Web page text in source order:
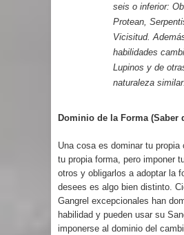
seis o inferior:
Protean,
Vicisitud.
habilidades
Lupinos y de
naturaleza similar.
Dominio de la Forma (Saber
Una cosa es dominar tu propia
tu propia forma, pero imponer
otros y obligarlos a adoptar la
desees es algo bien distinto.
Gangrel excepcionales han
habilidad y pueden usar su
imponerse al dominio del